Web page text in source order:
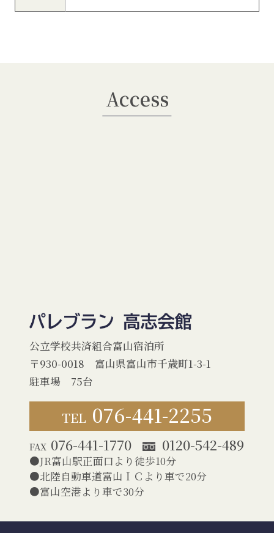
Access
公立学校共済組合富山宿泊所
〒930-0018 富山県富山市千歳町1-3-1
駐車場 75台
TEL 076-441-2255
FAX 076-441-1770 0120-542-489
JR富山駅正面口より徒歩10分
北陸自動車道富山ＩＣより車で20分
富山空港より車で30分